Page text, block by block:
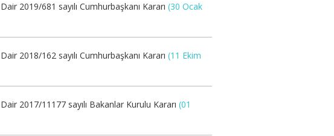
2019/681 sayılı Cumhurbaşkanı Kararı (30 Ocak
2018/162 sayılı Cumhurbaşkanı Kararı (11 Ekim
2017/11177 sayılı Bakanlar Kurulu Kararı (01